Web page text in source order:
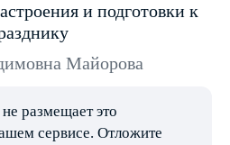
и подготовки к
Майорова
размещает это
сервисе. Отложите